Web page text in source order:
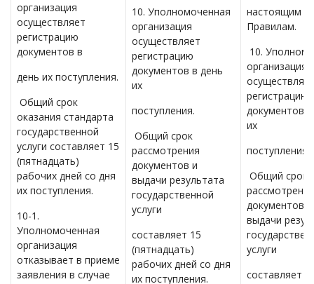
организация
осуществляет
регистрацию
документов в
день их поступления.
Общий срок
оказания стандарта
государственной
услуги составляет 15
(пятнадцать)
рабочих дней со дня
их поступления.
10-1.
Уполномоченная
организация
отказывает в приеме
заявления в случае
10. Уполномоченная
организация
осуществляет
регистрацию
документов в день
их
поступления.
Общий срок
рассмотрения
документов и
выдачи результата
государственной
услуги
составляет 15
(пятнадцать)
рабочих дней со дня
их поступления.
настоящим
Правилам.
10.
организация
регистрацию
документов
их
поступления.
Общий срок
рассмотрения
документов и
выдачи
услуги
составляет